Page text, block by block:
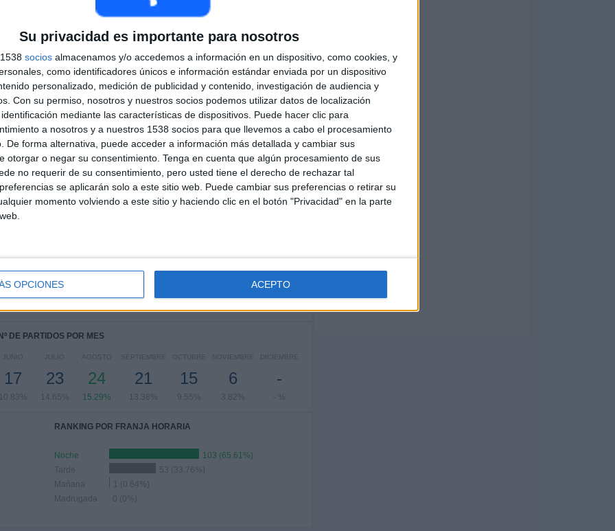
Su privacidad es importante para nosotros
socios almacenamos y/o accedemos a información en un dispositivo, como cookies, y
como identificadores únicos e información estándar enviada por un dispositivo
personalizado, medición de publicidad y contenido, investigación de audiencia y
Con su permiso, nosotros y nuestros socios podemos utilizar datos de localización
mediante las características de dispositivos. Puede hacer clic para
a nosotros y a nuestros 1538 socios para que llevemos a cabo el procesamiento
De forma alternativa, puede acceder a información más detallada y cambiar sus
otorgar o negar su consentimiento. Tenga en cuenta que algún procesamiento de sus
no requerir de su consentimiento, pero usted tiene el derecho de rechazar tal
se aplicarán solo a este sitio web. Puede cambiar sus preferencias o retirar su
momento volviendo a este sitio y haciendo clic en el botón "Privacidad" en la parte
OPCIONES ACEPTO
23
RIVALES
17
VS OL Reign
5
COMPETICIONES
RANKING POR COMPETICIONES
NWSL
137 (87.26%)
NWSL Challenge Cup
9 (5.73%)
Women’s International Champions Cup
4 (2.55%)
CONCACAF Women's Champions Cup
4 (2.55%)
NWSL x Liga MXF Summer Cup
3 (1.91%)
-
Nº DE PARTIDOS POR MES
JUNIO
17
10.83%
JULIO
23
14.65%
AGOSTO
24
15.29%
SEPTIEMBRE
21
13.38%
OCTUBRE
15
9.55%
NOVIEMBRE
6
3.82%
DICIEMBRE
-
- %
RANKING POR FRANJA HORARIA
Noche
103 (65.61%)
Tarde
53 (33.76%)
Mañana
1 (0.64%)
Madrugada
0 (0%)